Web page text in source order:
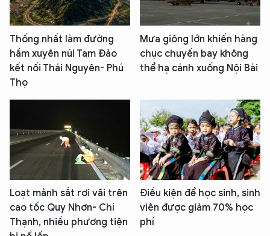
Thống nhất làm đường
hầm xuyên núi Tam Đảo
kết nối Thái Nguyên- Phú
Thọ
Mưa giông lớn khiến hàng
chục chuyến bay không
thể hạ cánh xuống Nội Bài
Loạt mảnh sắt rơi vãi trên
cao tốc Quy Nhơn- Chí
Thạnh, nhiều phương tiện
Điều kiện để học sinh, sinh
viên được giảm 70% học
phí